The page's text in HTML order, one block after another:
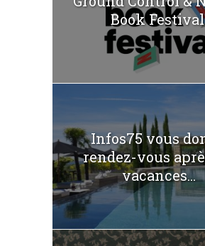
Book
Infos75 vous
rendez-vous
vacances...